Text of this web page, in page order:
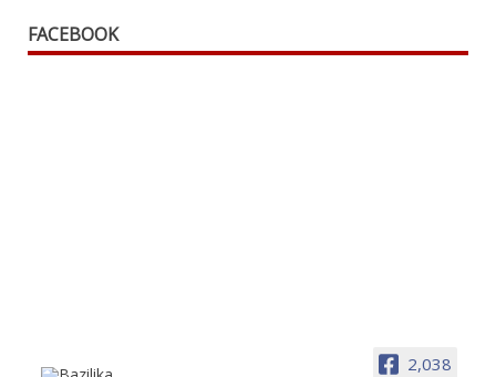
FACEBOOK
2,038